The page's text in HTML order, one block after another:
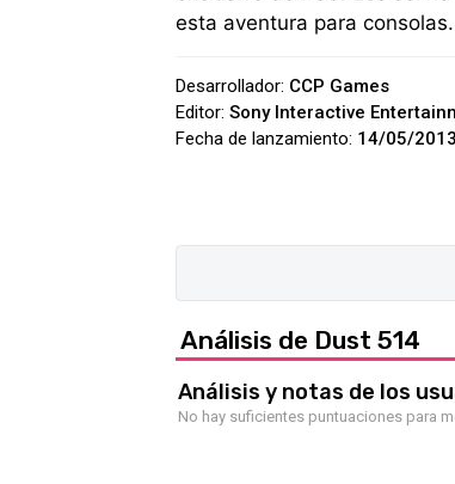
esta aventura para consolas.
Desarrollador: CCP Games
Editor: Sony Interactive
Fecha de lanzamiento: 14/05/2013
Análisis de Dust 514
Análisis y notas de los
No hay suficientes puntuaciones para